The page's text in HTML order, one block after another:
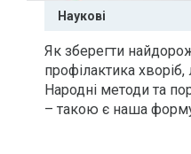
Наукові
Як зберегти
профілактика хворіб,
Народні методи та
– такою є наша